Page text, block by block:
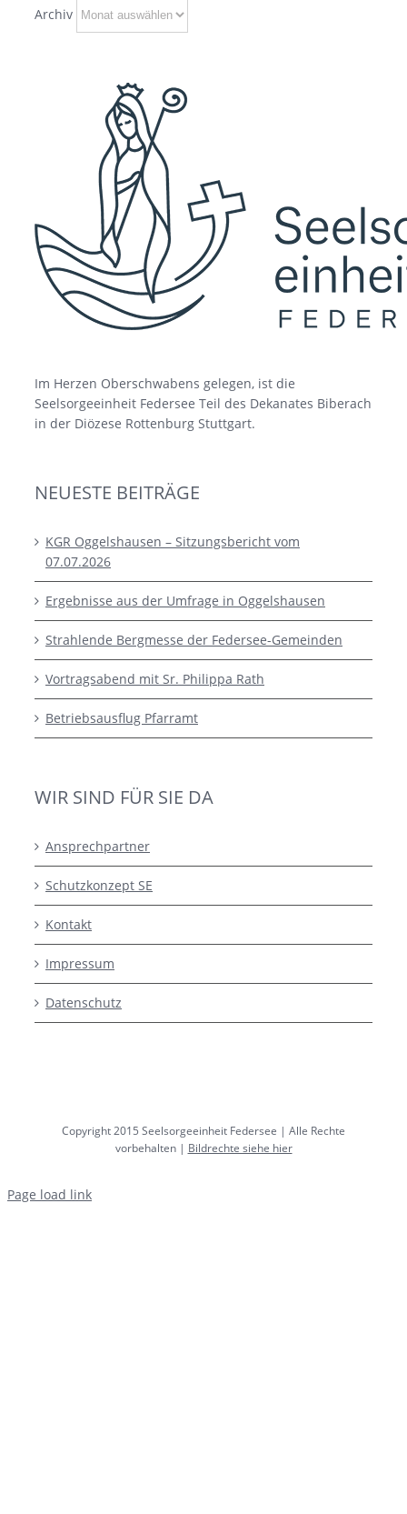
Archiv
Im Herzen Oberschwabens gelegen, ist die
Seelsorgeeinheit Federsee Teil des Dekanates Biberach
in der Diözese Rottenburg Stuttgart.
NEUESTE BEITRÄGE
KGR Oggelshausen – Sitzungsbericht vom
07.07.2026
Ergebnisse aus der Umfrage in Oggelshausen
Strahlende Bergmesse der Federsee-Gemeinden
Vortragsabend mit Sr. Philippa Rath
Betriebsausflug Pfarramt
WIR SIND FÜR SIE DA
Ansprechpartner
Schutzkonzept SE
Kontakt
Impressum
Datenschutz
Copyright 2015 Seelsorgeeinheit Federsee | Alle Rechte
vorbehalten | Bildrechte siehe hier
Page load link